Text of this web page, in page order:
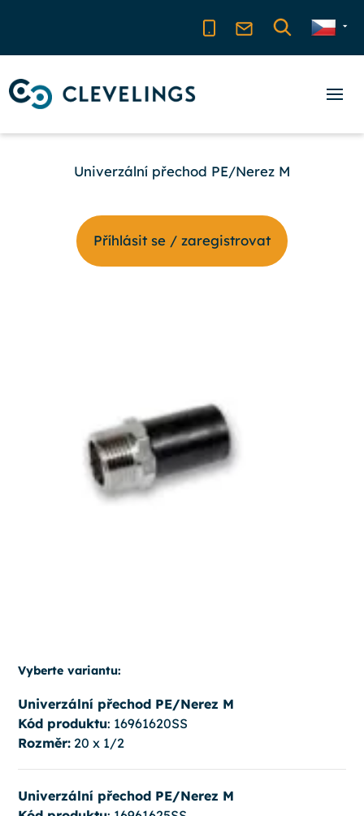
Univerzální přechod PE/Nerez M
Příhlásit se / zaregistrovat
Vyberte variantu:
Univerzální přechod PE/Nerez M
Kód produktu: 16961620SS
Rozměr:20 x 1/2
Univerzální přechod PE/Nerez M